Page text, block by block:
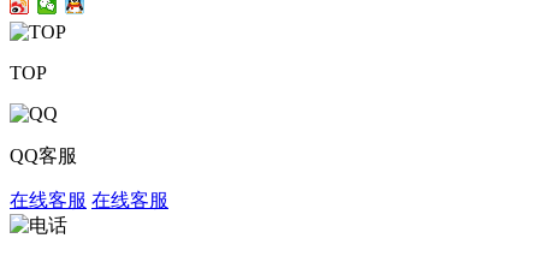
TOP
QQ客服
在线客服 在线客服